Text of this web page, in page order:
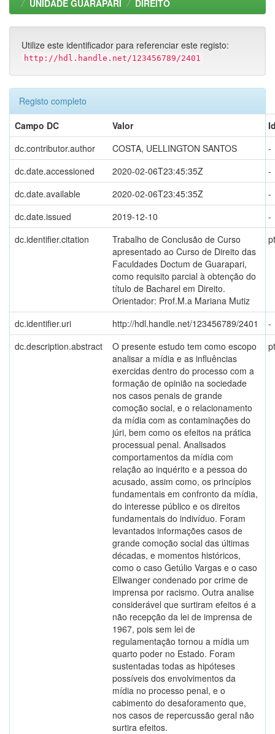
UNIDADE GUARAPARI
DIREITO
Utilize este identificador para referenciar este registo:
http://hdl.handle.net/123456789/2401
Registo completo
Campo DC
Valor
dc.contributor.author
COSTA, UELLINGTON SANTOS
-
dc.date.accessioned
2020-02-06T23:45:35Z
-
dc.date.available
2020-02-06T23:45:35Z
-
dc.date.issued
2019-12-10
-
dc.identifier.citation
Trabalho de Conclusão de Curso
apresentado ao Curso de Direito das
Faculdades Doctum de Guarapari,
como requisito parcial à obtenção do
título de Bacharel em Direito.
Orientador: Prof.M.a Mariana Mutiz
dc.identifier.uri http://hdl.handle.net/123456789/2401
-
dc.description.abstract
O presente estudo tem como escopo
analisar a mídia e as influências
exercidas dentro do processo com a
formação de opinião na sociedade
nos casos penais de grande
comoção social, e o relacionamento
da mídia com as contaminações do
júri, bem como os efeitos na prática
processual penal. Analisados
comportamentos da mídia com
relação ao inquérito e a pessoa do
acusado, assim como, os princípios
fundamentais em confronto da mídia,
do interesse público e os direitos
fundamentais do indivíduo. Foram
levantados informações casos de
grande comoção social das últimas
décadas, e momentos históricos,
como o caso Getúlio Vargas e o caso
Ellwanger condenado por crime de
imprensa por racismo. Outra analise
considerável que surtiram efeitos é a
não recepção da lei de imprensa de
1967, pois sem lei de
regulamentação tornou a mídia um
quarto poder no Estado. Foram
sustentadas todas as hipóteses
possíveis dos envolvimentos da
mídia no processo penal, e o
cabimento do desaforamento que,
nos casos de repercussão geral não
surtira efeitos.